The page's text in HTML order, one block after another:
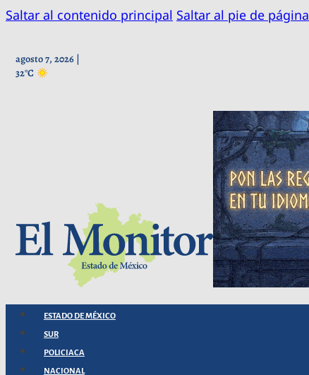
Saltar al contenido principal Saltar al pie de página
agosto 7, 2026 |
32°C
ESTADO DE MÉXICO
SUR
POLICIACA
NACIONAL